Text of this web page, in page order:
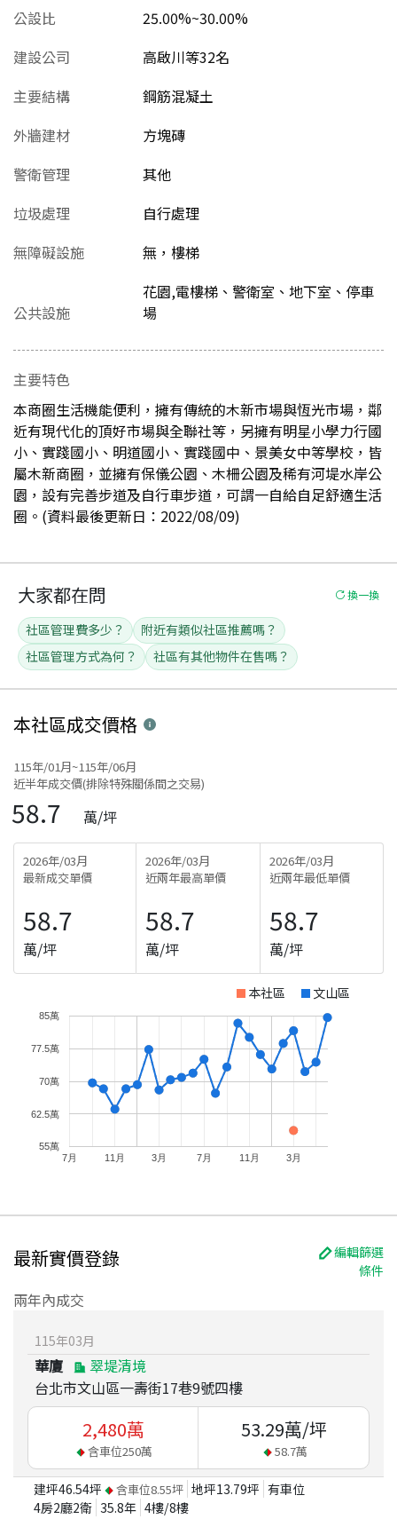
公設比
25.00%~30.00%
建設公司
高啟川等32名
主要結構
鋼筋混凝土
外牆建材
方塊磚
警衛管理
其他
垃圾處理
自行處理
無障礙設施
無，樓梯
公共設施
花園,電樓梯、警衛室、地下室、停車
場
主要特色
本商圈生活機能便利，擁有傳統的木新市場與恆光市場，鄰
近有現代化的頂好市場與全聯社等，另擁有明星小學力行國
小、實踐國小、明道國小、實踐國中、景美女中等學校，皆
屬木新商圈，並擁有保儀公園、木柵公園及稀有河堤水岸公
園，設有完善步道及自行車步道，可謂一自給自足舒適生活
圈。(資料最後更新日：2022/08/09)
大家都在問 換一換
社區管理費多少？
附近有類似社區推薦嗎？
社區管理方式為何？
社區有其他物件在售嗎？
本社區成交價格
115年/01月~115年/06月
近半年成交價(排除特殊關係間之交易)
58.7 萬/坪
2026年/03月
最新成交單價
58.7
萬/坪
2026年/03月
近兩年最高單價
58.7
萬/坪
2026年/03月
近兩年最低單價
58.7
萬/坪
本社區 文山區
7月 11月 3月 7月 11月 3月
55萬
62.5萬
70萬
77.5萬
85萬
最新實價登錄
編輯篩選
條件
兩年內成交
115年03月
華廈
翠堤清境
台北市文山區一壽街17巷9號四樓
2,480萬
含車位250萬
53.29萬/坪
58.7萬
建坪46.54坪 含車位8.55坪 地坪13.79坪 有車位
4房2廳2衛 35.8年 4樓/8樓